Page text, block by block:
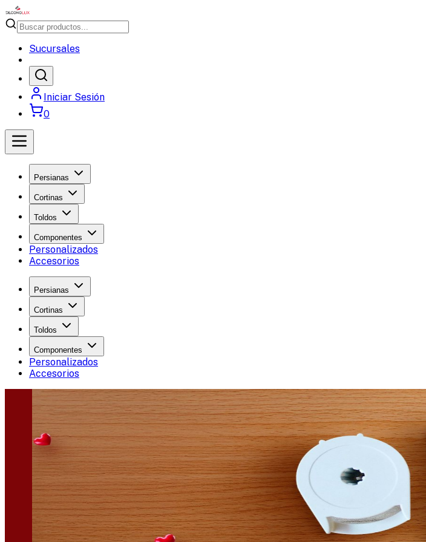
Sucursales
Iniciar Sesión
0
Persianas
Cortinas
Toldos
Componentes
Personalizados
Accesorios
Persianas
Cortinas
Toldos
Componentes
Personalizados
Accesorios